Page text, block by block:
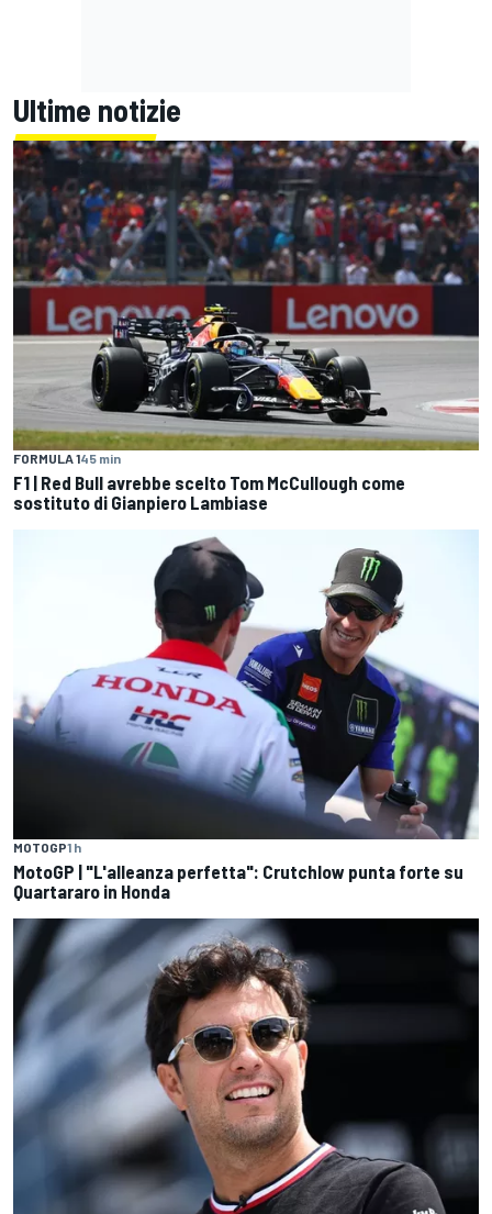
Ultime notizie
FORMULA 145 min
F1 | Red Bull avrebbe scelto Tom McCullough come
sostituto di Gianpiero Lambiase
MOTOGP1 h
MotoGP | "L'alleanza perfetta": Crutchlow punta forte su
Quartararo in Honda